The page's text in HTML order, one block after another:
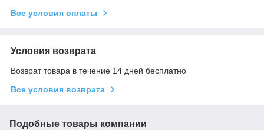
Все условия оплаты
Условия возврата
Возврат товара в течение 14 дней бесплатно
Все условия возврата
Подобные товары компании